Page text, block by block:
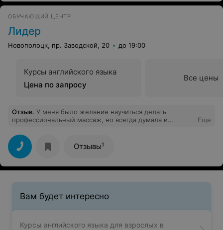
ОБУЧАЮЩИЙ ЦЕНТР
Лидер
Новополоцк, пр. Заводской, 20 до 19:00
Курсы английского языка
Цена по запросу
Все цены
Отзыв. У меня было желание научиться делать
профессиональный массаж, но всегда думала и
медицинское образование. Однажды нашла курсы по
массажу, решилась позвонить и задать вопрос, нужно
ли медицинское образование? На свое удивление
услышала, что нет. Это меня очень обрадовало, и цена
устроила, вот так я и попала на курсы "Лидер". Здесь я
Огромное спасибо образовательному центру "Лидер"
за прекрасные курсы!
Еще
Отзывы1
Вам будет интересно
Курсы английского языка для взрослых в